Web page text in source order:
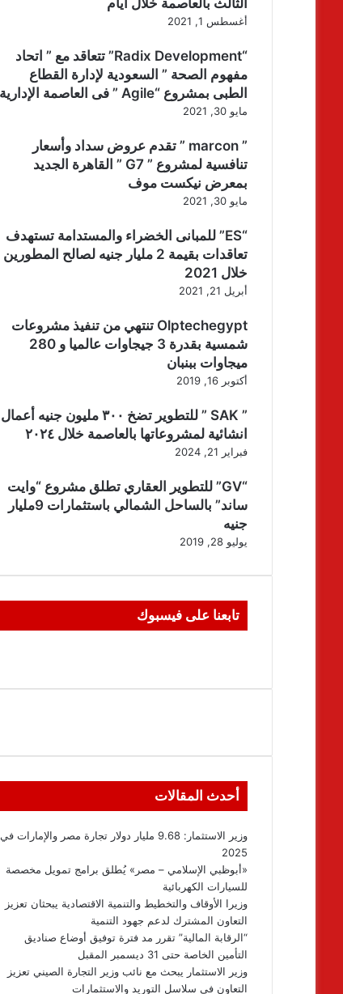
أغسطس 1, 2021
“Radix Development” تتعاقد مع ” اتحاد
مفهوم الصحة ” السعودية لإدارة القطاع
الطبى بمشروع “Agile ” فى العاصمة الإدارية
مايو 30, 2021
” marcon ” تقدم عروض سداد وأسعار
تنافسية لمشروع ” G7 ” القاهرة الجديد
بمعرض نيكست موف
مايو 30, 2021
“ES” للمبانى الخضراء والمستدامة تستهدف
تعاقدات بقيمة 2 مليار جنيه لصالح المطورين
خلال 2021
أبريل 21, 2021
Olptechegypt تنتهي من تنفيذ مشروعات
شمسية بقدرة 3 جيجاوات عالميا و 280
ميجاوات ببنبان
أكتوبر 16, 2019
” SAK ” للتطوير تضخ ٣٠٠ مليون جنيه أعمال
انشائية لمشروعاتها بالعاصمة خلال ٢٠٢٤
فبراير 21, 2024
“GV” للتطوير العقاري تطلق مشروع “وايت
ساند” بالساحل الشمالي باستثمارات 9مليار
جنيه
يوليو 28, 2019
تابعنا على فيسبوك
أحدث المقالات
وزير الاستثمار: 9.68 مليار دولار تجارة مصر والإمارات في
2025
«أبوظبي الإسلامي – مصر» يُطلق برامج تمويل مخصصة
للسيارات الكهربائية
وزيرا الأوقاف والتخطيط والتنمية الاقتصادية يبحثان تعزيز
التعاون المشترك لدعم جهود التنمية
“الرقابة المالية” تقرر مد فترة توفيق أوضاع صناديق
التأمين الخاصة حتى 31 ديسمبر المقبل
وزير الاستثمار يبحث مع نائب وزير التجارة الصيني تعزيز
التعاون في سلاسل التوريد والاستثمارات